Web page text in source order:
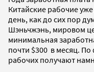
Китайские рабочие
день, как до сих пор
Шэньчжэнь, мировом
минимальная
почти $300 в месяц.
рабочих получают